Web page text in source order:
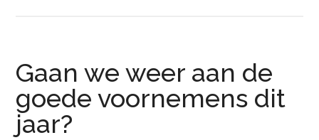
in
een
Gaan we weer aan de
goede voornemens dit
jaar?